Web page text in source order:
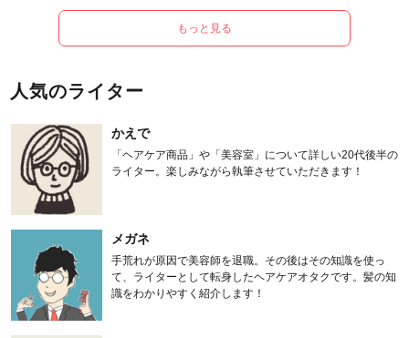
もっと見る
人気のライター
かえで
「ヘアケア商品」や「美容室」について詳しい20代後半の
ライター。楽しみながら執筆させていただきます！
メガネ
手荒れが原因で美容師を退職。その後はその知識を使っ
て、ライターとして転身したヘアケアオタクです。髪の知
識をわかりやすく紹介します！